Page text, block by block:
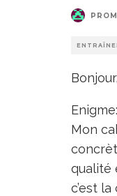
Bonjour,
Enigme:
Mon
qualité
c’est